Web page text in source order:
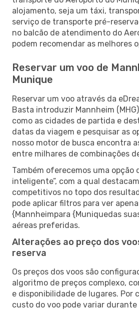
alojamento, seja um táxi,
serviço de transporte pré-
no balcão de atendimento do
podem recomendar as melhores
Reservar um voo de
Munique
Reservar um voo através da
Basta introduzir Mannheim
como as cidades de partida e
datas da viagem e pesquisar as
nosso motor de busca encontra
entre milhares de combinações
Também oferecemos uma opção
inteligente”, com a qual
competitivos no topo dos
pode aplicar filtros para ver
{Mannheimpara {Muniquedas
aéreas preferidas.
Alterações ao preço dos
reserva
Os preços dos voos são
algoritmo de preços complexo,
e disponibilidade de lugares. Por
custo do voo pode variar durante